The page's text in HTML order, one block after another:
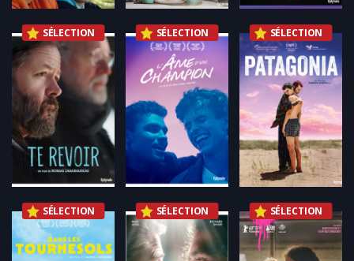
SÉLECTION SÉLECTION SÉLECTION
SÉLECTION SÉLECTION SÉLECTION